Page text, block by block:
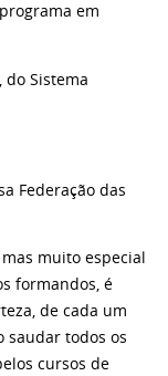
em
Sistema
Federação das
muito especial
formandos, é
de cada um
saudar todos os
cursos de